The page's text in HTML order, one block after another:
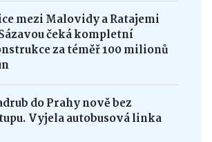
mezi Malovidy a Ratajemi
čeká kompletní
za téměř 100 milionů
do Prahy nově bez
Vyjela autobusová linka